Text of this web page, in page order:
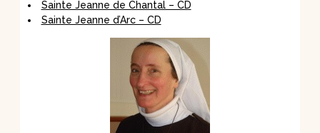
Sainte Jeanne de Chantal – CD
Sainte Jeanne d’Arc – CD